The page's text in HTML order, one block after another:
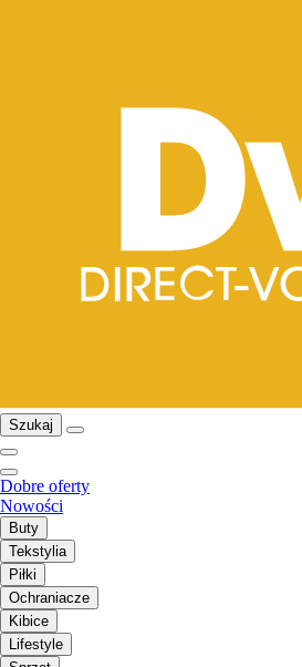
Szukaj
Dobre oferty
Nowości
Buty
Tekstylia
Piłki
Ochraniacze
Kibice
Lifestyle